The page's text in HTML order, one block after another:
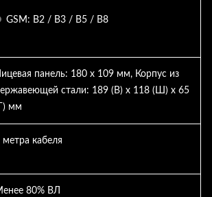
GSM: B2 / B3 / B5 / B8
панель: 180 x 109 мм, Корпус из
стали: 189 (В) x 118 (Ш) x 65
мм
метра кабеля
80% ВЛ